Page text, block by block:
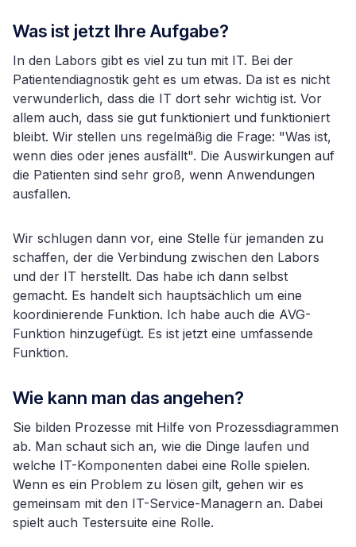
Was ist jetzt Ihre Aufgabe?
In den Labors gibt es viel zu tun mit IT. Bei der
Patientendiagnostik geht es um etwas. Da ist es nicht
verwunderlich, dass die IT dort sehr wichtig ist. Vor
allem auch, dass sie gut funktioniert und funktioniert
bleibt. Wir stellen uns regelmäßig die Frage: "Was ist,
wenn dies oder jenes ausfällt". Die Auswirkungen auf
die Patienten sind sehr groß, wenn Anwendungen
ausfallen.
Wir schlugen dann vor, eine Stelle für jemanden zu
schaffen, der die Verbindung zwischen den Labors
und der IT herstellt. Das habe ich dann selbst
gemacht. Es handelt sich hauptsächlich um eine
koordinierende Funktion. Ich habe auch die AVG-
Funktion hinzugefügt. Es ist jetzt eine umfassende
Funktion.
Wie kann man das angehen?
Sie bilden Prozesse mit Hilfe von Prozessdiagrammen
ab. Man schaut sich an, wie die Dinge laufen und
welche IT-Komponenten dabei eine Rolle spielen.
Wenn es ein Problem zu lösen gilt, gehen wir es
gemeinsam mit den IT-Service-Managern an. Dabei
spielt auch Testersuite eine Rolle.